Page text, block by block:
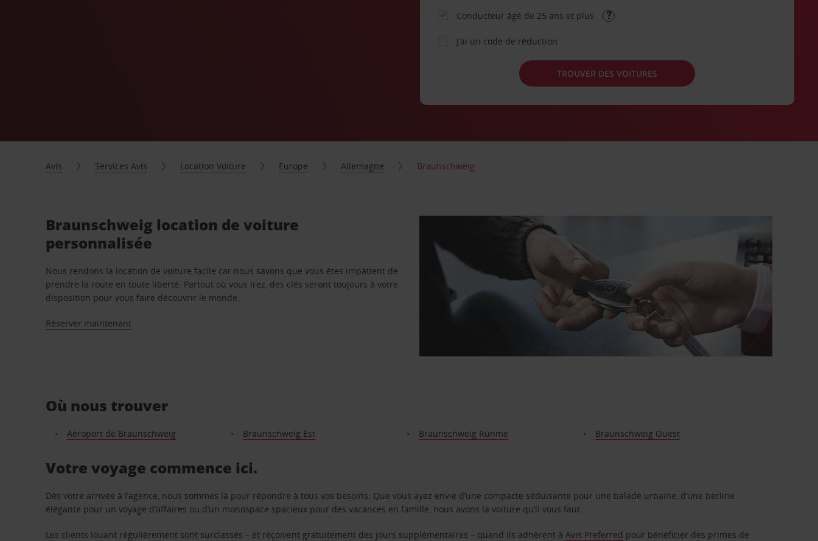
Conducteur âgé de 25 ans et plus
J’ai un code de réduction
TROUVER DES VOITURES
Avis Services Avis Location Voiture Europe Allemagne Braunschweig
Braunschweig location de voiture
personnalisée
Nous rendons la location de voiture facile car nous savons que vous êtes impatient de
prendre la route en toute liberté. Partout où vous irez, des clés seront toujours à votre
disposition pour vous faire découvrir le monde.
Réserver maintenant
Où nous trouver
Aéroport de Braunschweig Braunschweig Est Braunschweig Rühme Braunschweig Ouest
Votre voyage commence ici.
Dès votre arrivée à l’agence, nous sommes là pour répondre à tous vos besoins. Que vous ayez envie d’une compacte séduisante pour une balade urbaine, d’une berline
élégante pour un voyage d’affaires ou d’un monospace spacieux pour des vacances en famille, nous avons la voiture qu’il vous faut.
Les clients louant régulièrement sont surclassés – et reçoivent gratuitement des jours supplémentaires – quand ils adhèrent àAvis Preferred pour bénéficier des primes de